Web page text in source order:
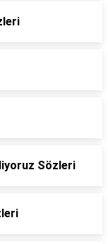
Sözleri